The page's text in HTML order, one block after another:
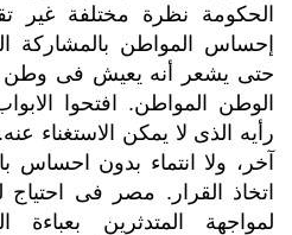
الحكومة نظرة مختلفة غير
إحساس المواطن بالمشاركة
حتى يشعر أنه يعيش فى وطن
الوطن المواطن. افتحوا
رأيه الذى لا يمكن الاستغناء
آخر، ولا انتماء بدون احساس
اتخاذ القرار. مصر فى احتياج
لمواجهة المتدثرين بعباءة